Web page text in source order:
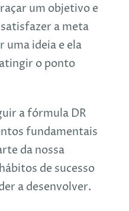
um objetivo e
a meta
uma ideia e ela
o ponto
a fórmula DR
fundamentais
da nossa
de sucesso
a desenvolver.